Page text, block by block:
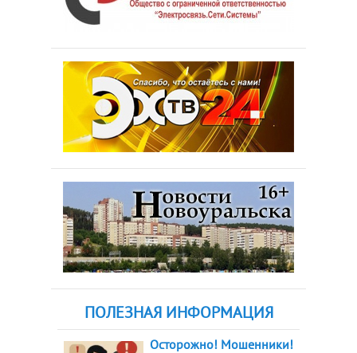
ПОЛЕЗНАЯ ИНФОРМАЦИЯ
Осторожно! Мошенники!